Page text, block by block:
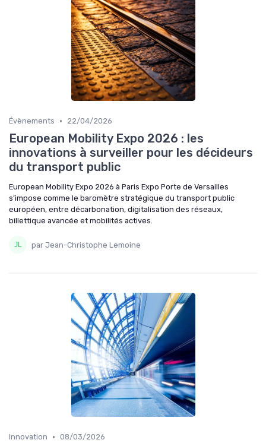
Évènements • 22/04/2026
European Mobility Expo 2026 : les
innovations à surveiller pour les décideurs
du transport public
European Mobility Expo 2026 à Paris Expo Porte de Versailles
s’impose comme le baromètre stratégique du transport public
européen, entre décarbonation, digitalisation des réseaux,
billettique avancée et mobilités actives.
par Jean-Christophe Lemoine
Innovation • 08/03/2026